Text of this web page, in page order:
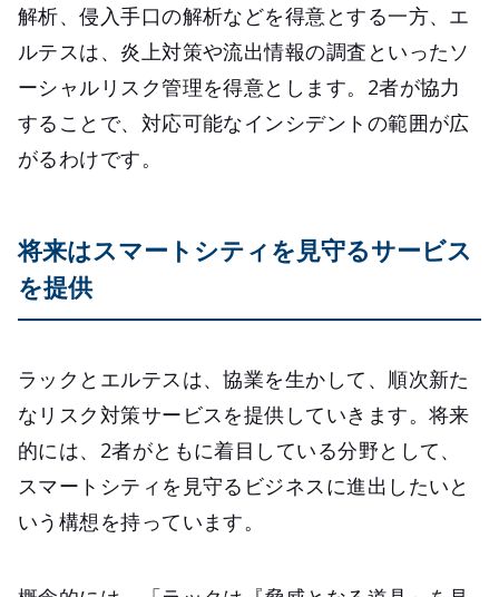
解析、侵入手口の解析などを得意とする一方、エ
ルテスは、炎上対策や流出情報の調査といったソ
ーシャルリスク管理を得意とします。2者が協力
することで、対応可能なインシデントの範囲が広
がるわけです。
将来はスマートシティを見守るサービス
を提供
ラックとエルテスは、協業を生かして、順次新た
なリスク対策サービスを提供していきます。将来
的には、2者がともに着目している分野として、
スマートシティを見守るビジネスに進出したいと
いう構想を持っています。